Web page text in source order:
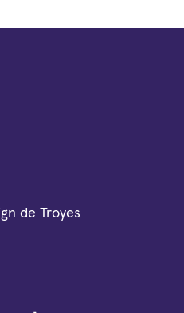
de Troyes